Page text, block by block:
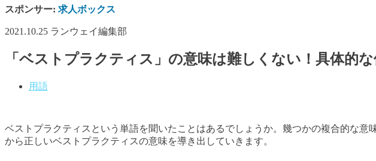
スポンサー: 求人ボックス
2021.10.25 ランウェイ編集部
「ベストプラクティス」の意味は難しくない！具体的
用語
ベストプラクティスという単語を聞いたことはあるでしょうか。幾つかの複合的な
から正しいベストプラクティスの意味を導き出していきます。